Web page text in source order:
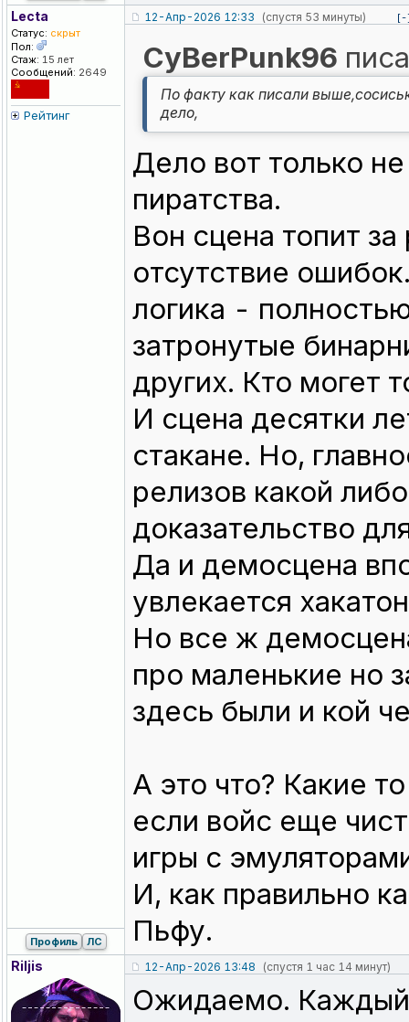
Lecta
Статус: скрыт
Пол:
Стаж: 15 лет
Сообщений: 2649
Рейтинг
12-Апр-2026 12:33 (спустя 53 минуты)
CyBerPunk96
По факту как писали
дело,
Дело вот только
пиратства.
Вон сцена топит
отсутствие
логика -
затронутые
других. Кто могет
И сцена десятки
стакане. Но,
релизов какой
доказательство
Да и демосцена
увлекается
Но все ж
про маленькие но
здесь были и кой
А это что? Какие
если войс еще
игры с
И, как правильно
Пьфу.
Профиль ЛС
Riljis 12-Апр-2026 13:48 (спустя 1 час 14 минут)
Ожидаемо. Каждый